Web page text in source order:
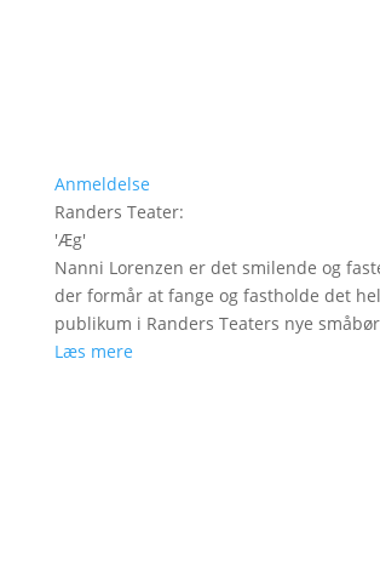
Anmeldelse
Randers Teater:
'Æg'
Nanni Lorenzen er det smilende og
der formår at fange og fastholde det
publikum i Randers Teaters nye
Læs mere